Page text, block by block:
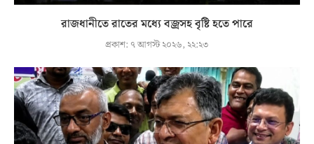
রাজধানীতে রাতের মধ্যে বজ্রসহ বৃষ্টি হতে পারে
প্রকাশ: ৭ আগস্ট ২০২৬, ২২:২৩